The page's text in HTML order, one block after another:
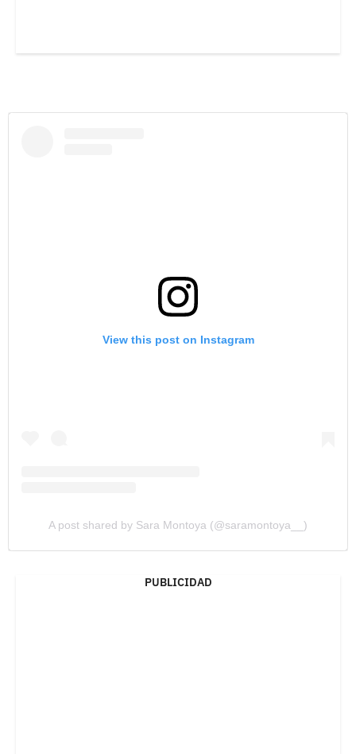
View this post on Instagram
A post shared by Sara Montoya (@saramontoya__)
PUBLICIDAD